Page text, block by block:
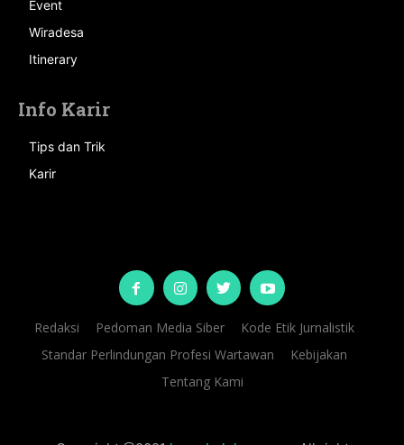
Event
Wiradesa
Itinerary
Info Karir
Tips dan Trik
Karir
Redaksi Pedoman Media Siber
Kode Etik Jurnalistik
Standar Perlindungan Profesi Wartawan
Kebijakan
Tentang Kami